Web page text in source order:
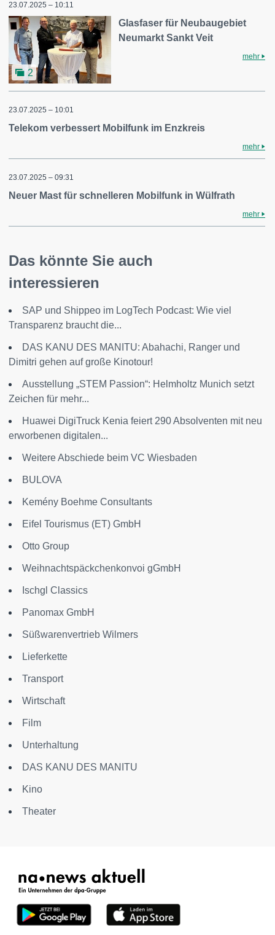
23.07.2025 – 10:11
2
Glasfaser für Neubaugebiet
Neumarkt Sankt Veit
mehr
23.07.2025 – 10:01
Telekom verbessert Mobilfunk im Enzkreis
mehr
23.07.2025 – 09:31
Neuer Mast für schnelleren Mobilfunk in Wülfrath
mehr
Das könnte Sie auch
interessieren
SAP und Shippeo im LogTech Podcast: Wie viel
Transparenz braucht die...
DAS KANU DES MANITU: Abahachi, Ranger und
Dimitri gehen auf große Kinotour!
Ausstellung „STEM Passion“: Helmholtz Munich setzt
Zeichen für mehr...
Huawei DigiTruck Kenia feiert 290 Absolventen mit neu
erworbenen digitalen...
Weitere Abschiede beim VC Wiesbaden
BULOVA
Kemény Boehme Consultants
Eifel Tourismus (ET) GmbH
Otto Group
Weihnachtspäckchenkonvoi gGmbH
Ischgl Classics
Panomax GmbH
Süßwarenvertrieb Wilmers
Lieferkette
Transport
Wirtschaft
Film
Unterhaltung
DAS KANU DES MANITU
Kino
Theater